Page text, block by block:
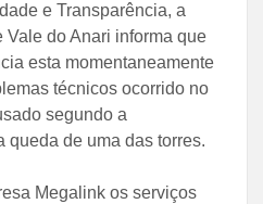
e Transparência, a
Vale do Anari informa que
esta momentaneamente
técnicos ocorrido no
segundo a
queda de uma das torres.
Megalink os serviços